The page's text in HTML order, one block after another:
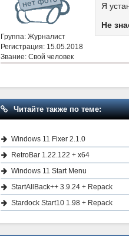
Группа: Журналист
Регистрация: 15.05.2018
Звание: Свой человек
Я
Не
Читайте также по теме:
Windows 11 Fixer 2.1.0
RetroBar 1.22.122 + x64
Windows 11 Start Menu
StartAllBack++ 3.9.24 + Repack
Stardock Start10 1.98 + Repack